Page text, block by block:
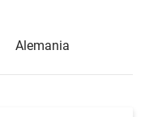
Alemania